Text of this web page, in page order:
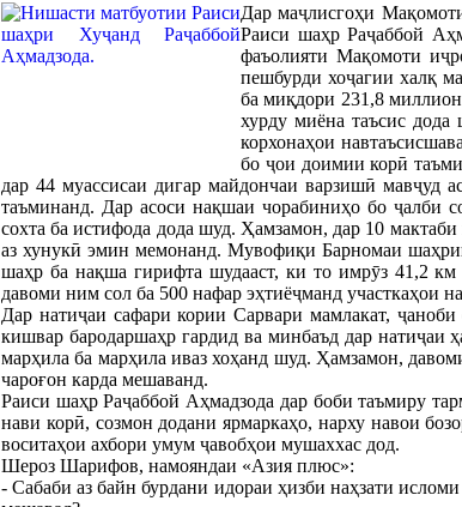
Дар маҷлисгоҳи
Раиси шаҳр Раҷаббой
фаъолияти Мақомоти
пешбурди хоҷагии халқ
ба миқдори 231,8
хурду миёна таъсис
корхонаҳои
бо ҷои доимии корӣ
дар 44 муассисаи дигар майдончаи варзишӣ мавҷуд
таъминанд. Дар асоси нақшаи чорабиниҳо бо ҷалби
сохта ба истифода дода шуд. Ҳамзамон, дар 10
аз хунукӣ эмин мемонанд. Мувофиқи Барномаи
шаҳр ба нақша гирифта шудааст, ки то имрӯз 41,2
давоми ним сол ба 500 нафар эҳтиёҷманд участкаҳои
Дар натиҷаи сафари кории Сарвари мамлакат,
кишвар бародаршаҳр гардид ва минбаъд дар натиҷаи
марҳила ба марҳила иваз хоҳанд шуд. Ҳамзамон,
чароғон карда мешаванд.
Раиси шаҳр Раҷаббой Аҳмадзода дар боби таъмиру
нави корӣ, созмон додани ярмаркаҳо, нарху навои
воситаҳои ахбори умум ҷавобҳои мушаххас дод.
Шероз Шарифов, намояндаи «Азия плюс»:
- Сабаби аз байн бурдани идораи ҳизби наҳзати